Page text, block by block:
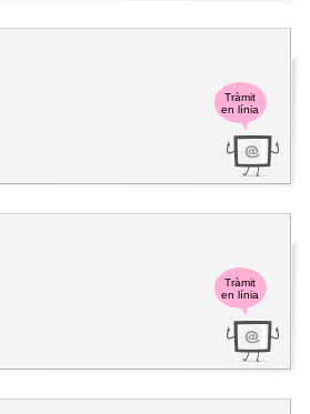
Tràmit
en línia
Tràmit
en línia